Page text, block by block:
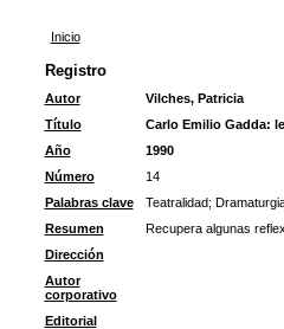
Inicio
Registro
Autor
Vilches, Patricia
Título
Carlo Emilio Gadda:
Año
1990
Número
14
Palabras clave
Teatralidad;
Resumen
Recupera algunas
Dirección
Autor
corporativo
Editorial